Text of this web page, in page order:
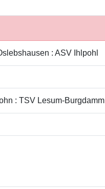
: ASV Ihlpohl
: TSV Lesum-Burgdamm